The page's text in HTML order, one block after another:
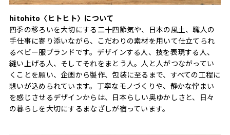
hitohito〈ヒトヒト〉について
四季の移ろいを大切にする二十四節気や、日本の風土、職人の
手仕事に寄り添いながら、こだわりの素材を用いて仕立てられ
るベビー服ブランドです。デザインする人、技を表現する人、
縫い上げる人、そしてそれをまとう人。人と人がつながってい
くことを願い、企画から製作、包装に至るまで、すべての工程に
想いが込められています。丁寧なモノづくりや、静かな佇まい
を感じさせるデザインからは、日本らしい奥ゆかしさと、日々
の暮らしを大切にするまなざしが宿っています。